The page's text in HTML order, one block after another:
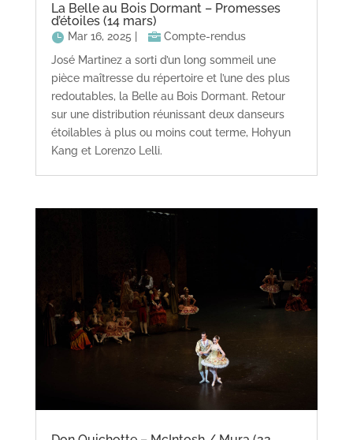
La Belle au Bois Dormant – Promesses
d’étoiles (14 mars)
Mar 16, 2025
Compte-rendus
José Martinez a sorti d’un long sommeil une
pièce maîtresse du répertoire et l’une des plus
redoutables, la Belle au Bois Dormant. Retour
sur une distribution réunissant deux danseurs
étoilables à plus ou moins cout terme, Hohyun
Kang et Lorenzo Lelli.